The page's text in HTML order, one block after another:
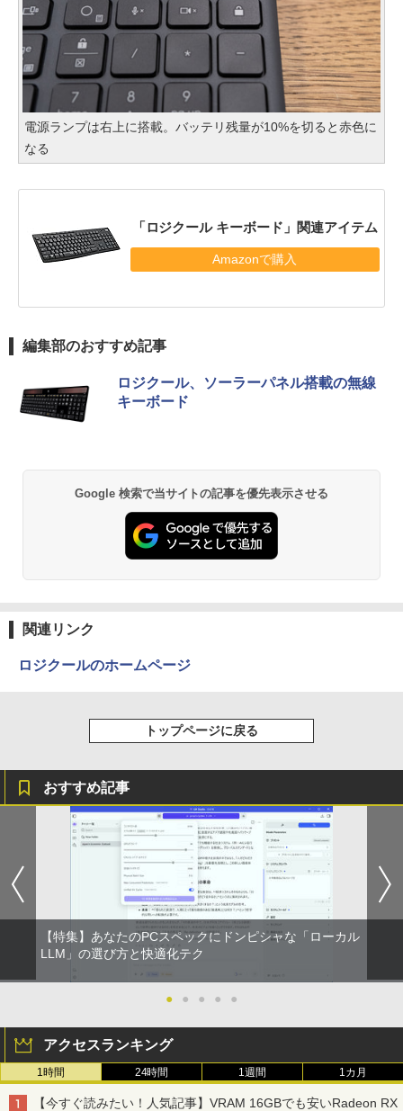
電源ランプは右上に搭載。バッテリ残量が10%を切ると赤色に
なる
「ロジクール キーボード」関連アイテム
Amazonで購入
編集部のおすすめ記事
ロジクール、ソーラーパネル搭載の無線
キーボード
Google 検索で当サイトの記事を優先表示させる
関連リンク
ロジクールのホームページ
トップページに戻る
おすすめ記事
【特集】あなたのPCスペックにドンピシャな「ローカル
LLM」の選び方と快適化テク
● ● ● ● ●
アクセスランキング
1時間 24時間 1週間 1カ月
【今すぐ読みたい！人気記事】VRAM 16GBでも安いRadeon RX